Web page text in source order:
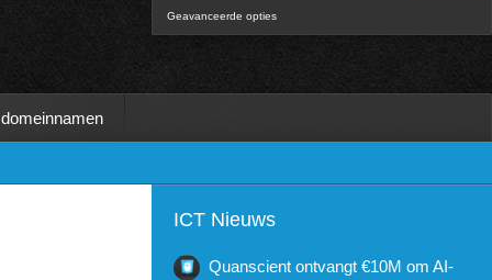
Geavanceerde opties
ICT Nieuws
Quanscient ontvangt €10M om AI-